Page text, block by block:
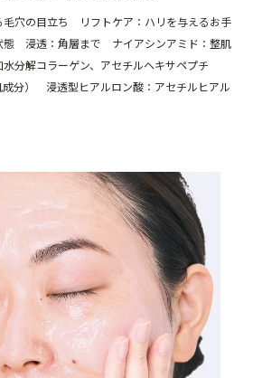
毛穴の目立ち リフトケア：ハリを与えるお手
態 浸透：角層まで ナイアシンアミド：整肌
分解コラーゲン、アセチルヘキサペプチ
成分） 浸透型ヒアルロン酸：アセチルヒアル